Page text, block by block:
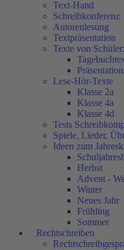
Text-Hand
Schreibkonferenz
Autorenlesung
Textpräsentation
Texte von
Lese-Hör-Texte
Klasse 2a
Klasse 4a
Klasse 4d
Tests
Spiele, Lieder,
Ideen zum
Herbst
Advent -
Winter
Neues Jahr
Frühling
Sommer
Rechtschreiben